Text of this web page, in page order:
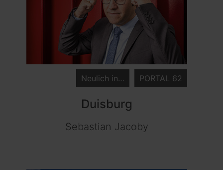
PORTAL 62
Neulich in…
Duisburg
Sebastian Jacoby